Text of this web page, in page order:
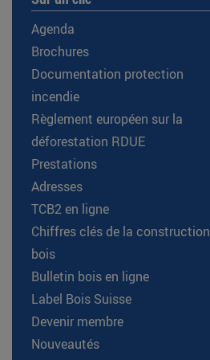
Agenda
Brochures
Documentation protection
incendie
Règlement européen sur la
déforestation RDUE
Prestations
Adresses
TCB2 en ligne
Chiffres clés de la construction
bois
Bulletin bois en ligne
Label Bois Suisse
Devenir membre
Nouveautés